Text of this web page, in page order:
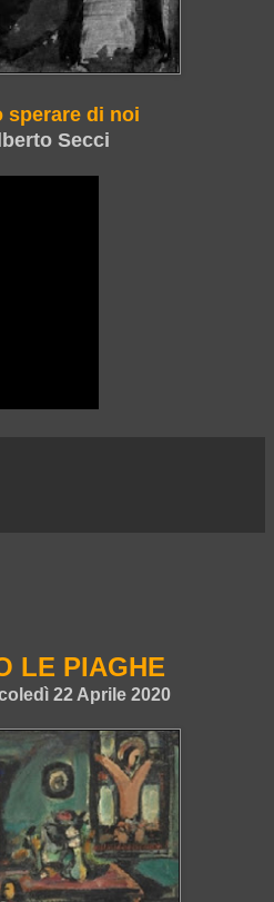
sperare di noi
Secci
LE PIAGHE
22 Aprile 2020